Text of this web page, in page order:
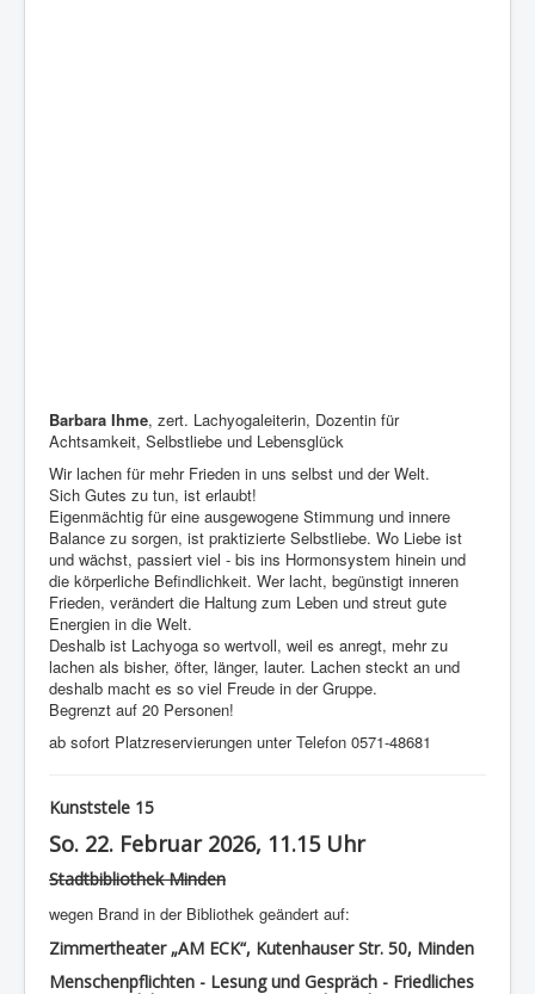
Barbara Ihme, zert. Lachyogaleiterin, Dozentin für
Achtsamkeit, Selbstliebe und Lebensglück
Wir lachen für mehr Frieden in uns selbst und der Welt.
Sich Gutes zu tun, ist erlaubt!
Eigenmächtig für eine ausgewogene Stimmung und innere
Balance zu sorgen, ist praktizierte Selbstliebe. Wo Liebe ist
und wächst, passiert viel - bis ins Hormonsystem hinein und
die körperliche Befindlichkeit. Wer lacht, begünstigt inneren
Frieden, verändert die Haltung zum Leben und streut gute
Energien in die Welt.
Deshalb ist Lachyoga so wertvoll, weil es anregt, mehr zu
lachen als bisher, öfter, länger, lauter. Lachen steckt an und
deshalb macht es so viel Freude in der Gruppe.
Begrenzt auf 20 Personen!
ab sofort Platzreservierungen unter Telefon 0571-48681
Kunststele 15
So. 22. Februar 2026, 11.15 Uhr
Stadtbibliothek Minden
wegen Brand in der Bibliothek geändert auf:
Zimmertheater „AM ECK“, Kutenhauser Str. 50, Minden
Menschenpflichten - Lesung und Gespräch - Friedliches